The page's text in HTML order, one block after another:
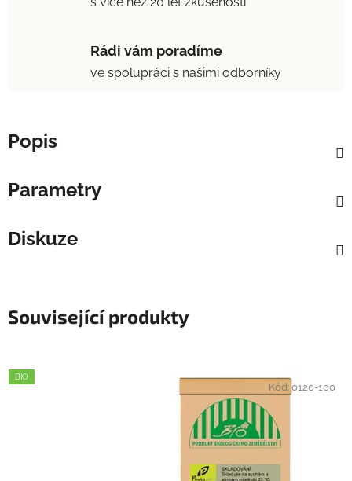
Rádi vám poradíme
ve spolupráci s našimi odborníky
Popis
Parametry
Diskuze
Související produkty
BIO
Kód:0120-100